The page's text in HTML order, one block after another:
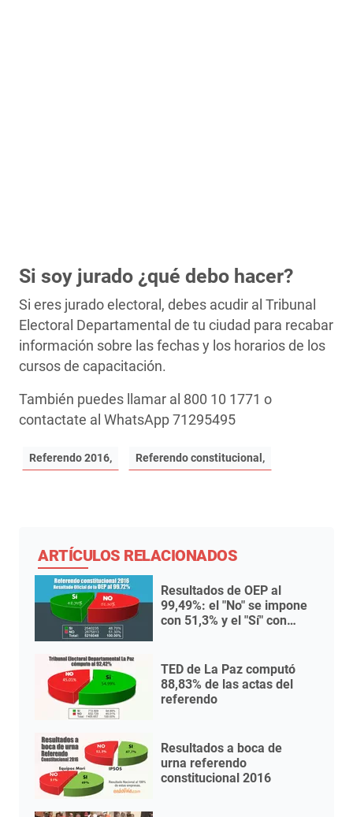
Si soy jurado ¿qué debo hacer?
Si eres jurado electoral, debes acudir al Tribunal
Electoral Departamental de tu ciudad para recabar
información sobre las fechas y los horarios de los
cursos de capacitación.
También puedes llamar al 800 10 1771 o
contactate al WhatsApp 71295495
Referendo 2016, Referendo constitucional,
ARTÍCULOS RELACIONADOS
Resultados de OEP al
99,49%: el "No" se impone
con 51,3% y el "Sí" con
TED de La Paz computó
88,83% de las actas del
referendo
Resultados a boca de
urna referendo
constitucional 2016